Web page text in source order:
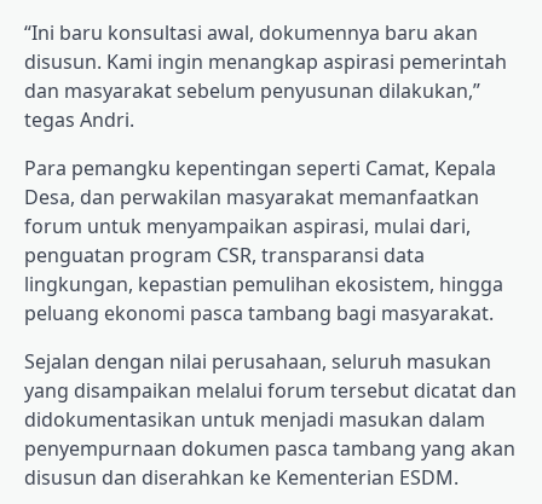
“Ini baru konsultasi awal, dokumennya baru akan
disusun. Kami ingin menangkap aspirasi pemerintah
dan masyarakat sebelum penyusunan dilakukan,”
tegas Andri.
Para pemangku kepentingan seperti Camat, Kepala
Desa, dan perwakilan masyarakat memanfaatkan
forum untuk menyampaikan aspirasi, mulai dari,
penguatan program CSR, transparansi data
lingkungan, kepastian pemulihan ekosistem, hingga
peluang ekonomi pasca tambang bagi masyarakat.
Sejalan dengan nilai perusahaan, seluruh masukan
yang disampaikan melalui forum tersebut dicatat dan
didokumentasikan untuk menjadi masukan dalam
penyempurnaan dokumen pasca tambang yang akan
disusun dan diserahkan ke Kementerian ESDM.